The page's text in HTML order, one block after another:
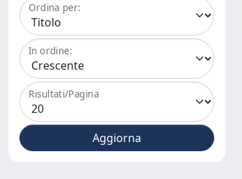
Ordina per:
In ordine:
Risultati/Pagina